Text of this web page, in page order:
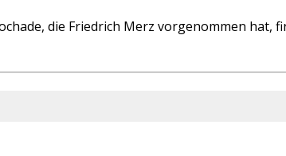
die Friedrich Merz vorgenommen hat,